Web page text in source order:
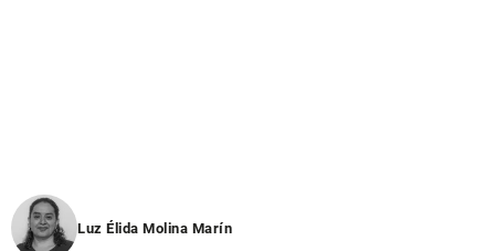
Luz Élida Molina Marín